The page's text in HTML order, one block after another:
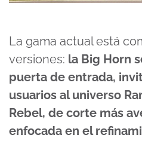
La gama actual está
versiones: la Big Horn
puerta de entrada,
usuarios al universo
Rebel, de corte más
enfocada en el